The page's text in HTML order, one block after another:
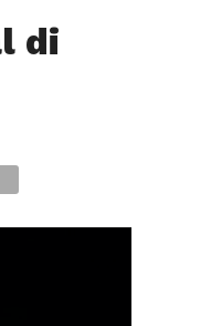
di